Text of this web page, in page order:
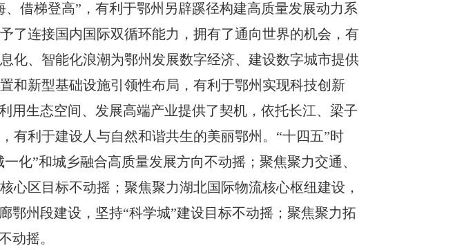
、借梯登高” ，有利于鄂州另辟蹊径构建高质量发展动力系
了连接国内国际双循环能力，拥有了通向世界的机会，有
化、智能化浪潮为鄂州 发展数字经济、建设数字城市提供
和新型基础设施引领性布局，有利于鄂州实现科技创新
用生态空间、发展高端产业提供了契机，依托长江、梁子
有利于建设人与自然和谐共生的美丽鄂州。 “十四五”时
一化”和城乡融合高质量发展方向不动摇；聚焦聚力交通、
心区目标不动摇；聚焦聚力湖北国际物流核心枢纽建设，
鄂州段建设，坚持“科学城”建设目标不动摇；聚焦聚力拓
动摇。